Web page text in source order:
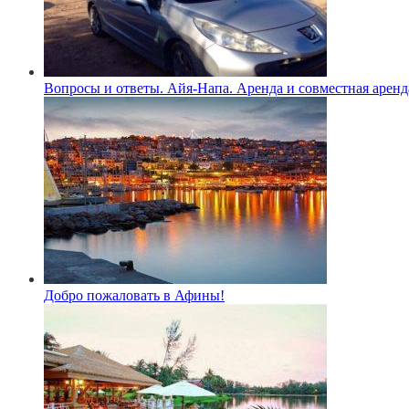
Вопросы и ответы. Айя-Напа. Аренда и совместная
Добро пожаловать в Афины!